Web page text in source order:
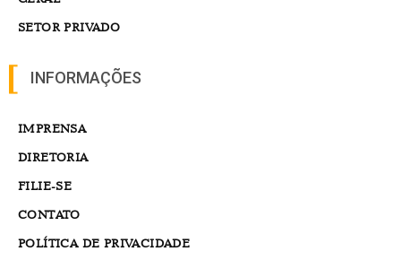
SETOR PRIVADO
INFORMAÇÕES
IMPRENSA
DIRETORIA
FILIE-SE
CONTATO
POLÍTICA DE PRIVACIDADE